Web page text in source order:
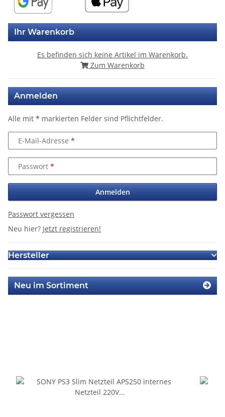
Ihr Warenkorb
Es befinden sich keine Artikel im Warenkorb.
Zum Warenkorb
Anmelden
Alle mit * markierten Felder sind Pflichtfelder.
E-Mail-Adresse
Passwort
Anmelden
Passwort vergessen
Neu hier? Jetzt registrieren!
Hersteller
Neu im Sortiment